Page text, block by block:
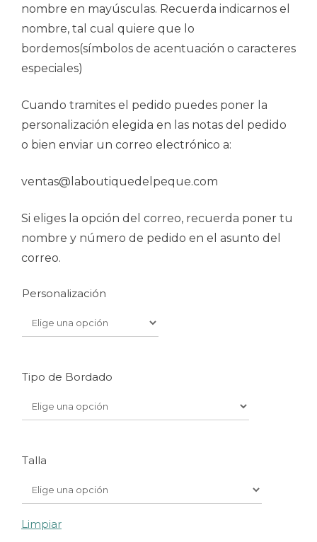
nombre en mayúsculas. Recuerda indicarnos el
nombre, tal cual quiere que lo
bordemos(símbolos de acentuación o caracteres
especiales)
Cuando tramites el pedido puedes poner la
personalización elegida en las notas del pedido
o bien enviar un correo electrónico a:
ventas@laboutiquedelpeque.com
Si eliges la opción del correo, recuerda poner tu
nombre y número de pedido en el asunto del
correo.
Personalización
Tipo de Bordado
Talla
Limpiar